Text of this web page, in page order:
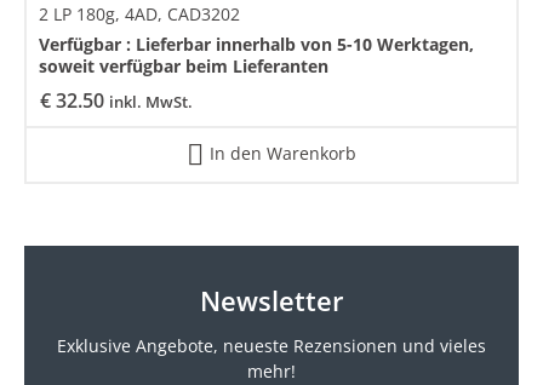
€32.50 inkl. MwSt.
2 LP 180g, 4AD, CAD3202
Verfügbar : Lieferbar innerhalb von 5-10 Werktagen,
soweit verfügbar beim Lieferanten
In den Warenkorb
Newsletter
Exklusive Angebote, neueste Rezensionen und vieles
mehr!